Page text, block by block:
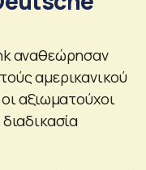
αναθεώρησαν
αμερικανικού
αξιωματούχοι